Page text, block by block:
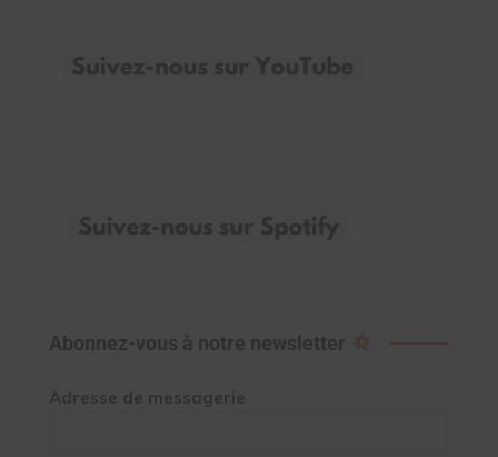
Abonnez-vous à notre newsletter
Adresse de messagerie